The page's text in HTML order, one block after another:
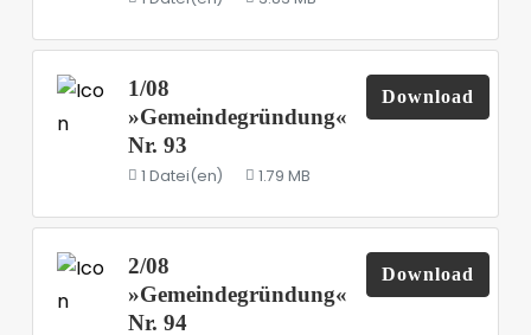
1/08
»Gemeindegründung«
Nr. 93
1 Datei(en) 1.79 MB
Download
2/08
»Gemeindegründung«
Nr. 94
Download